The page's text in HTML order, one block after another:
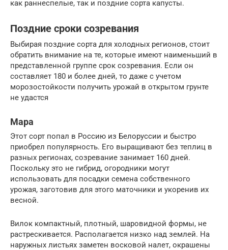
как раннеспелые, так и поздние сорта капусты.
Поздние сроки созревания
Выбирая поздние сорта для холодных регионов, стоит
обратить внимание на те, которые имеют наименьший в
представленной группе срок созревания. Если он
составляет 180 и более дней, то даже с учетом
морозостойкости получить урожай в открытом грунте
не удастся
Мара
Этот сорт попал в Россию из Белоруссии и быстро
приобрел популярность. Его выращивают без теплиц в
разных регионах, созревание занимает 160 дней.
Поскольку это не гибрид, огородники могут
использовать для посадки семена собственного
урожая, заготовив для этого маточники и укоренив их
весной.
Вилок компактный, плотный, шаровидной формы, не
растрескивается. Располагается низко над землей. На
наружных листьях заметен восковой налет, окрашены